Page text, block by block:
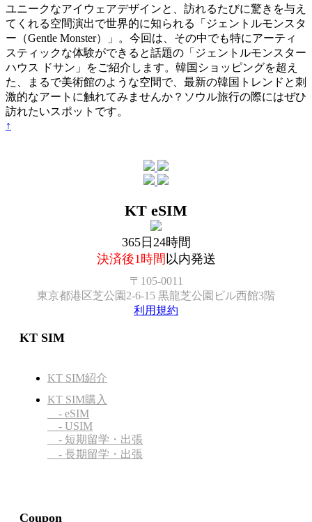
ユニークなアイウェアデザインと、訪れるたびに驚きを与え
てくれる空間演出で世界的に知られる「ジェントルモンスタ
ー（Gentle Monster）」。今回は、その中でも特にアーティ
スティックな体験ができると話題の「ジェントルモンスター
ハウス ドサン」をご紹介します。韓国ショッピングを超え
た、まるで美術館のような空間で、最新の韓国トレンドと刺
激的なアートに触れてみませんか？ソウル旅行の際にはぜひ
訪れたいスポットです。
↑
KT eSIM
365日24時間
決済後1時間以内発送
〒105-0011
東京都港区芝公園2-6-15 黒龍芝公園ビル西館3階
利用規約
KT SIM
KT SIM紹介
KT SIM購入
- eSIM
- USIM
- 短期留学・出張
- 長期留学・出張
Coupon